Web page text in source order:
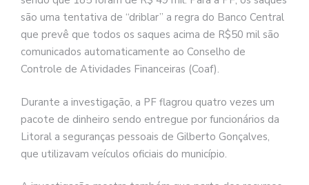
são uma tentativa de “driblar” a regra do Banco Central
que prevê que todos os saques acima de R$50 mil são
comunicados automaticamente ao Conselho de
Controle de Atividades Financeiras (Coaf).
Durante a investigação, a PF flagrou quatro vezes um
pacote de dinheiro sendo entregue por funcionários da
Litoral a seguranças pessoais de Gilberto Gonçalves,
que utilizavam veículos oficiais do município.